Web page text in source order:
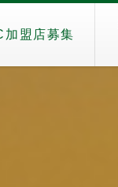
加盟店募集